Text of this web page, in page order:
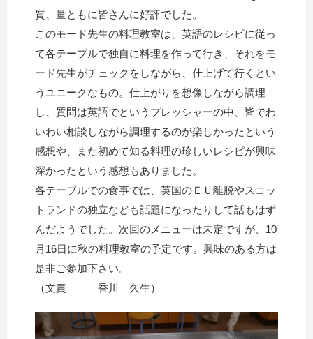
質、量ともに皆さんに好評でした。
このモード先生の料理教室は、英語のレシピに従っ
て各テーブルで独自に料理を作って行き、それをモ
ード先生がチェックをしながら、仕上げて行くとい
うユニークなもの。仕上がりを想像しながら調理
し、質問は英語でというプレッシャーの中、皆でわ
いわい相談しながら調理するのが楽しかったという
感想や、また初めて知る料理の珍しいレシピが興味
深かったという感想もありました。
各テーブルでの食事では、英国のＥＵ離脱やスコッ
トランドの独立なども話題になったりして話もはず
んだようでした。次回のメニューは未定ですが、10
月16日に秋の料理教室の予定です。興味のある方は
是非ご参加下さい。
（文責 香川 久生）